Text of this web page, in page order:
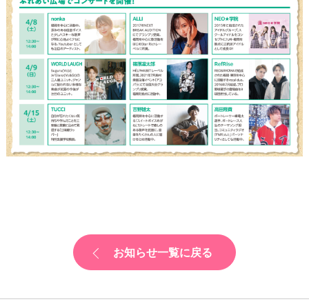
お知らせ一覧に戻る